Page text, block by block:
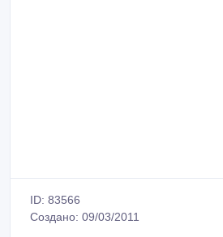
ID: 83566
Создано: 09/03/2011